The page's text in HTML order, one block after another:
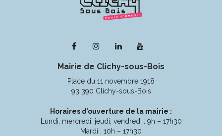
Lien
le
compte
Facebook
Lien
le
compte
Instagram
Lien
le
compte
Linkedin
la
chaîne
Youtube
Mairie de Clichy-sous-Bois
Place du 11 novembre 1918
93 390 Clichy-sous-Bois
Horaires d’ouverture de la mairie :
Lundi, mercredi, jeudi, vendredi : 9h – 17h30
Mardi : 10h – 17h30